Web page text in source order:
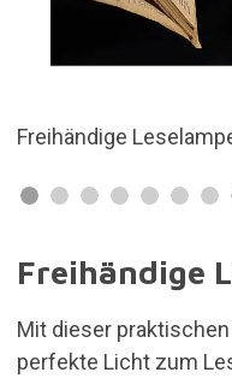
Sie ist
Freihändige
Mit dieser
perfekte Licht zum